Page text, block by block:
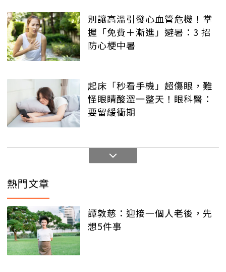
別讓高溫引發心血管危機！掌
握「免費＋漸進」避暑：3 招
防心梗中暑
起床「秒看手機」超傷眼，難
怪眼睛酸澀一整天！眼科醫：
要留緩衝期
熱門文章
譚敦慈：迎接一個人老後，先
想5件事